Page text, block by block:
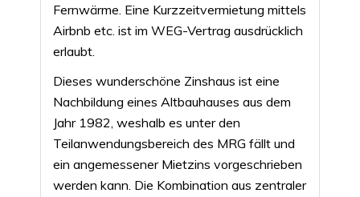
Fernwärme. Eine Kurzzeitvermietung mittels
Airbnb etc. ist im WEG-Vertrag ausdrücklich
erlaubt.
Dieses wunderschöne Zinshaus ist eine
Nachbildung eines Altbauhauses aus dem
Jahr 1982, weshalb es unter den
Teilanwendungsbereich des MRG fällt und
ein angemessener Mietzins vorgeschrieben
werden kann. Die Kombination aus zentraler